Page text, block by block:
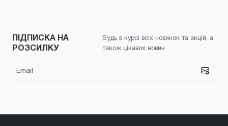
ПІДПИСКА НА
РОЗСИЛКУ
Будь в курсі всіх новинок та акцій, а
також цікавих новин